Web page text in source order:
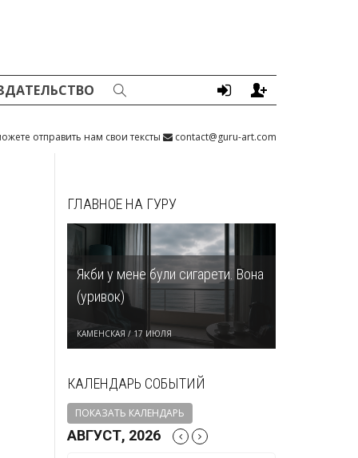
отправить нам свои тексты contact@guru-art.com
ГЛАВНОЕ НА ГУРУ
Якби у мене були сигарети. Вона
(уривок)
КАМЕНСКАЯ / 17 ИЮЛЯ
КАЛЕНДАРЬ СОБЫТИЙ
ПОКАЗАТЬ КАЛЕНДАРЬ
АВГУСТ, 2026